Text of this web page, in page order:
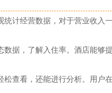
经营数据，对于营业收入
，了解入住率。酒店能够
看，还能进行分析。用户